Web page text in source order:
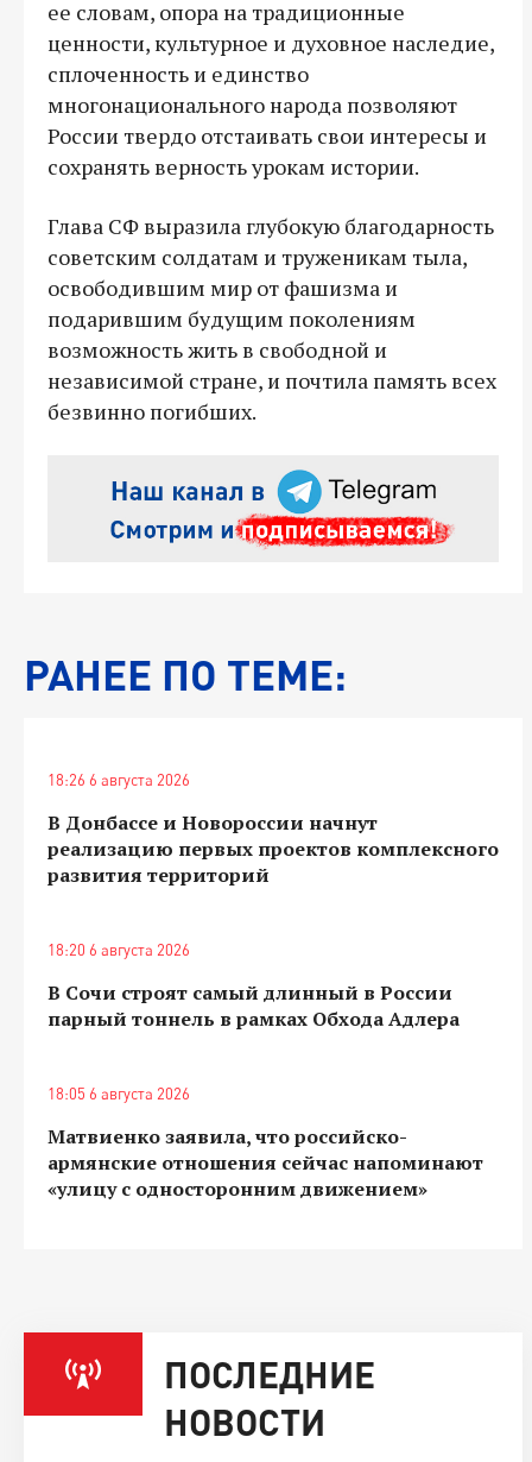
ее словам, опора на традиционные
ценности, культурное и духовное наследие,
сплоченность и единство
многонационального народа позволяют
России твердо отстаивать свои интересы и
сохранять верность урокам истории.
Глава СФ выразила глубокую благодарность
советским солдатам и труженикам тыла,
освободившим мир от фашизма и
подарившим будущим поколениям
возможность жить в свободной и
независимой стране, и почтила память всех
безвинно погибших.
РАНЕЕ ПО ТЕМЕ:
18:26 6 августа 2026
В Донбассе и Новороссии начнут
реализацию первых проектов комплексного
развития территорий
18:20 6 августа 2026
В Сочи строят самый длинный в России
парный тоннель в рамках Обхода Адлера
18:05 6 августа 2026
Матвиенко заявила, что российско-
армянские отношения сейчас напоминают
«улицу с односторонним движением»
ПОСЛЕДНИЕ
НОВОСТИ